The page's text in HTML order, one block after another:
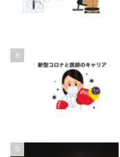
8
9